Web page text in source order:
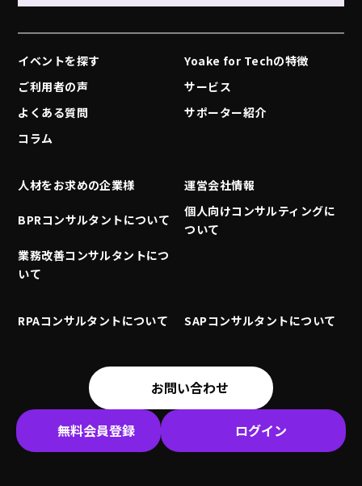
イベントを探す
Yoake for Techの特徴
ご利用者の声
サービス
よくある質問
サポーター紹介
コラム
人材をお求めの企業様 運営会社情報
BPRコンサルタントについて
個人向けコンサルティングに
ついて
業務改善コンサルタントにつ
いて
RPAコンサルタントについて SAPコンサルタントについて
お問い合わせ
無料会員登録 ログイン